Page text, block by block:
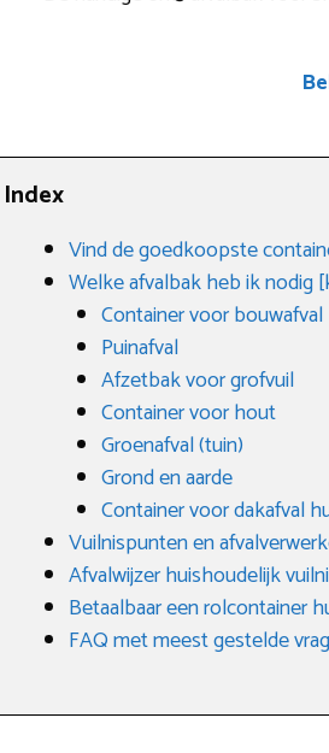
Index
Vind de goedkoopste
Welke afvalbak heb ik nodig
Container voor bouwafval
Puinafval
Afzetbak voor grofvuil
Container voor hout
Groenafval (tuin)
Grond en aarde
Container voor dakafval
Vuilnispunten en
Afvalwijzer huishoudelijk
Betaalbaar een rolcontainer
FAQ met meest gestelde